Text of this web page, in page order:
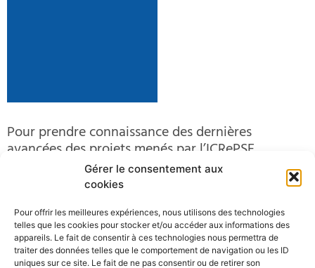
Gérer le consentement aux
cookies
Pour offrir les meilleures expériences, nous utilisons des technologies
telles que les cookies pour stocker et/ou accéder aux informations des
appareils. Le fait de consentir à ces technologies nous permettra de
traiter des données telles que le comportement de navigation ou les ID
uniques sur ce site. Le fait de ne pas consentir ou de retirer son
Pour prendre connaissance des dernières
avancées des projets menés par l’ICRePSE,
découvrez cet article deOuest France analyses
de cheveux, carte des polluants sur les cancers
pédiatriques, comment la recherche avance
Précédent
AG du 12 JUIN 2026 : rejoignez-nous
Suivant